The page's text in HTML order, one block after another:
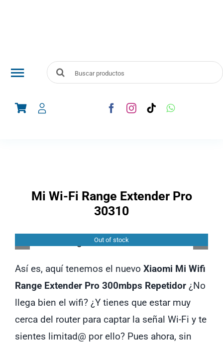
Toggle
Navigation
Electrodomesticos
Search
for:
Mi Wi-Fi Range Extender Pro
30310
Out of stock
Así es, aquí tenemos el nuevo Xiaomi Mi Wifi
Range Extender Pro 300mbps Repetidor¿No
llega bien el wifi? ¿Y tienes que estar muy
cerca del router para captar la señal Wi-Fi y te
sientes limitad@ por ello? Pues ahora, sin